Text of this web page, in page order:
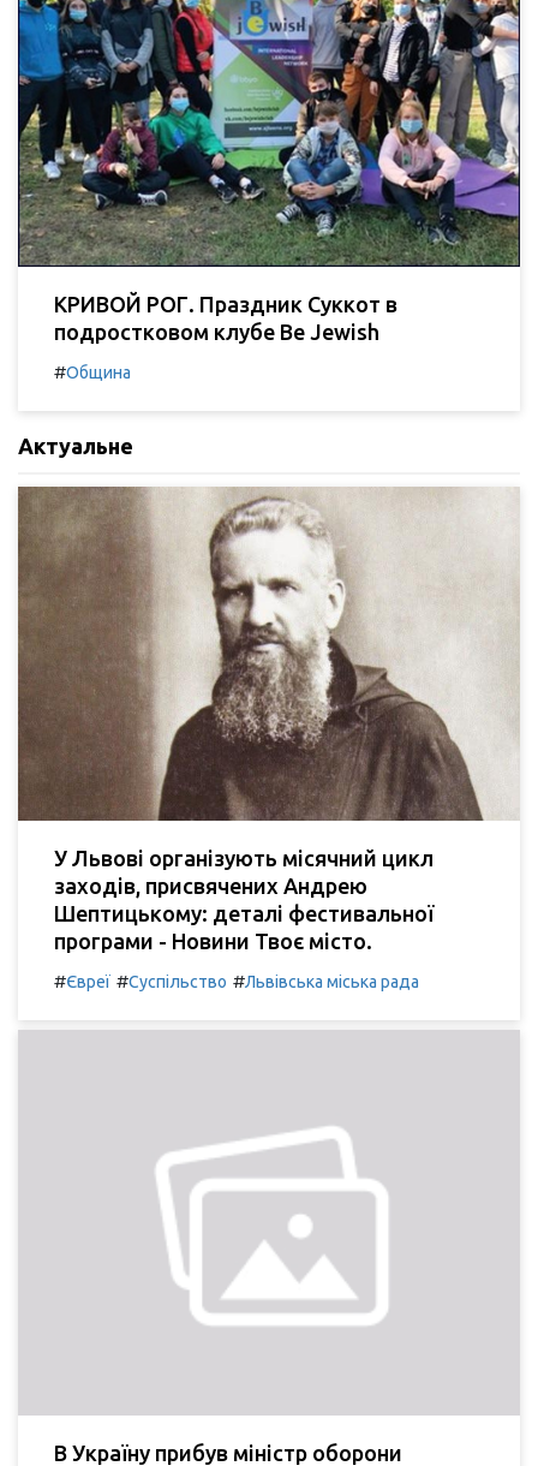
КРИВОЙ РОГ. Праздник Суккот в
подростковом клубе Be Jewish
#Община
Актуальне
У Львові організують місячний цикл
заходів, присвячених Андрею
Шептицькому: деталі фестивальної
програми - Новини Твоє місто.
#Євреї #Суспільство #Львівська міська рада
В Україну прибув міністр оборони